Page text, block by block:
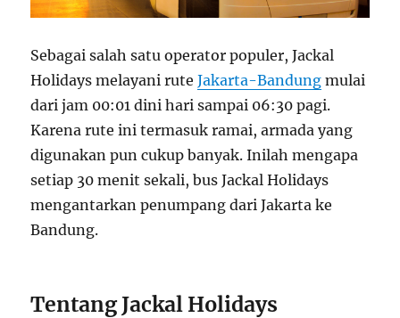
Sebagai salah satu operator populer, Jackal
Holidays melayani ruteJakarta-Bandung mulai
dari jam 00:01 dini hari sampai 06:30 pagi.
Karena rute ini termasuk ramai, armada yang
digunakan pun cukup banyak. Inilah mengapa
setiap 30 menit sekali, bus Jackal Holidays
mengantarkan penumpang dari Jakarta ke
Bandung.
Tentang Jackal Holidays